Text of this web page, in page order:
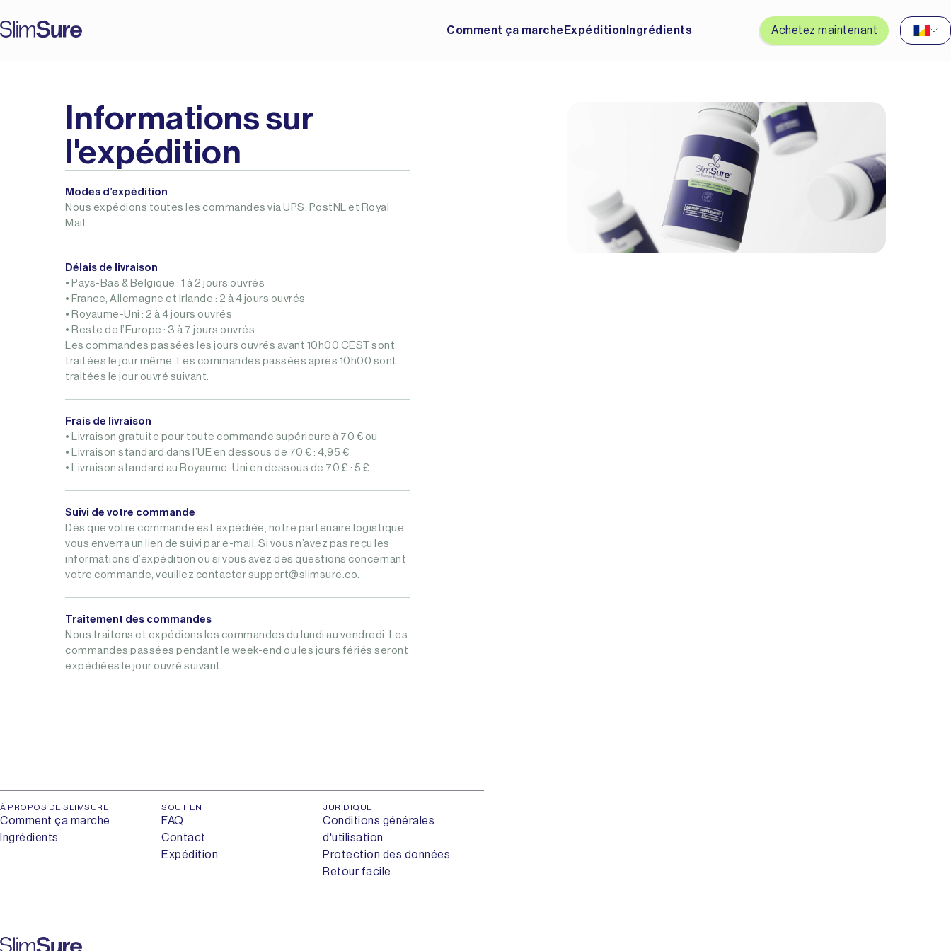
Comment ça marche Expédition Ingrédients Achetez maintenant
Informations sur
l'expédition
Modes d’expédition
Nous expédions toutes les commandes via UPS, PostNL et Royal
Mail.
Délais de livraison
• Pays-Bas & Belgique : 1 à 2 jours ouvrés
• France, Allemagne et Irlande : 2 à 4 jours ouvrés
• Royaume-Uni : 2 à 4 jours ouvrés
• Reste de l’Europe : 3 à 7 jours ouvrés
Les commandes passées les jours ouvrés avant 10h00 CEST sont
traitées le jour même. Les commandes passées après 10h00 sont
traitées le jour ouvré suivant.
Frais de livraison
• Livraison gratuite pour toute commande supérieure à 70 € ou
• Livraison standard dans l’UE en dessous de 70 € : 4,95 €
• Livraison standard au Royaume-Uni en dessous de 70 £ : 5 £
Suivi de votre commande
Dès que votre commande est expédiée, notre partenaire logistique
vous enverra un lien de suivi par e-mail. Si vous n’avez pas reçu les
informations d’expédition ou si vous avez des questions concernant
votre commande, veuillez contacter support@slimsure.co.
Traitement des commandes
Nous traitons et expédions les commandes du lundi au vendredi. Les
commandes passées pendant le week-end ou les jours fériés seront
expédiées le jour ouvré suivant.
À PROPOS DE SLIMSURE
Comment ça marche
Ingrédients
SOUTIEN
FAQ
Contact
Expédition
JURIDIQUE
Conditions générales
d'utilisation
Protection des données
Retour facile